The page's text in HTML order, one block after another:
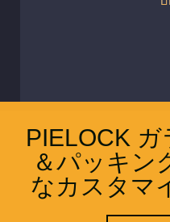
PIELOCK
＆パッキン
なカスタマ